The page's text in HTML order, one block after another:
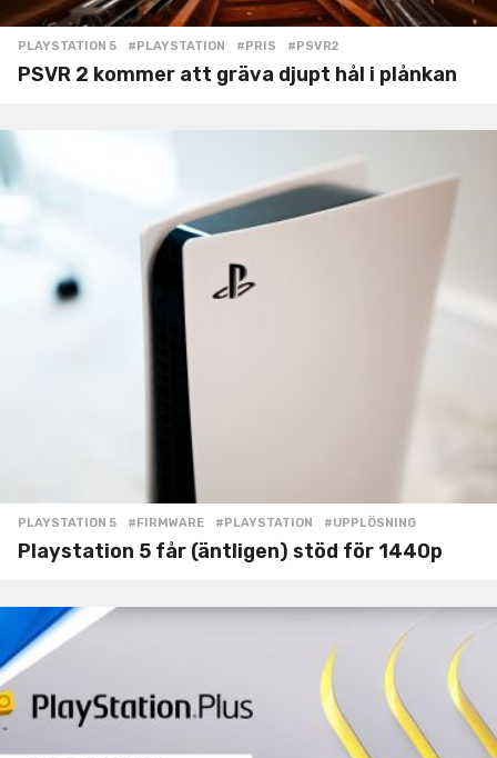
PLAYSTATION 5 #PLAYSTATION ,#PRIS ,#PSVR2
PSVR 2 kommer att gräva djupt hål i plånkan
PLAYSTATION 5 #FIRMWARE ,#PLAYSTATION ,#UPPLÖSNING
Playstation 5 får (äntligen) stöd för 1440p